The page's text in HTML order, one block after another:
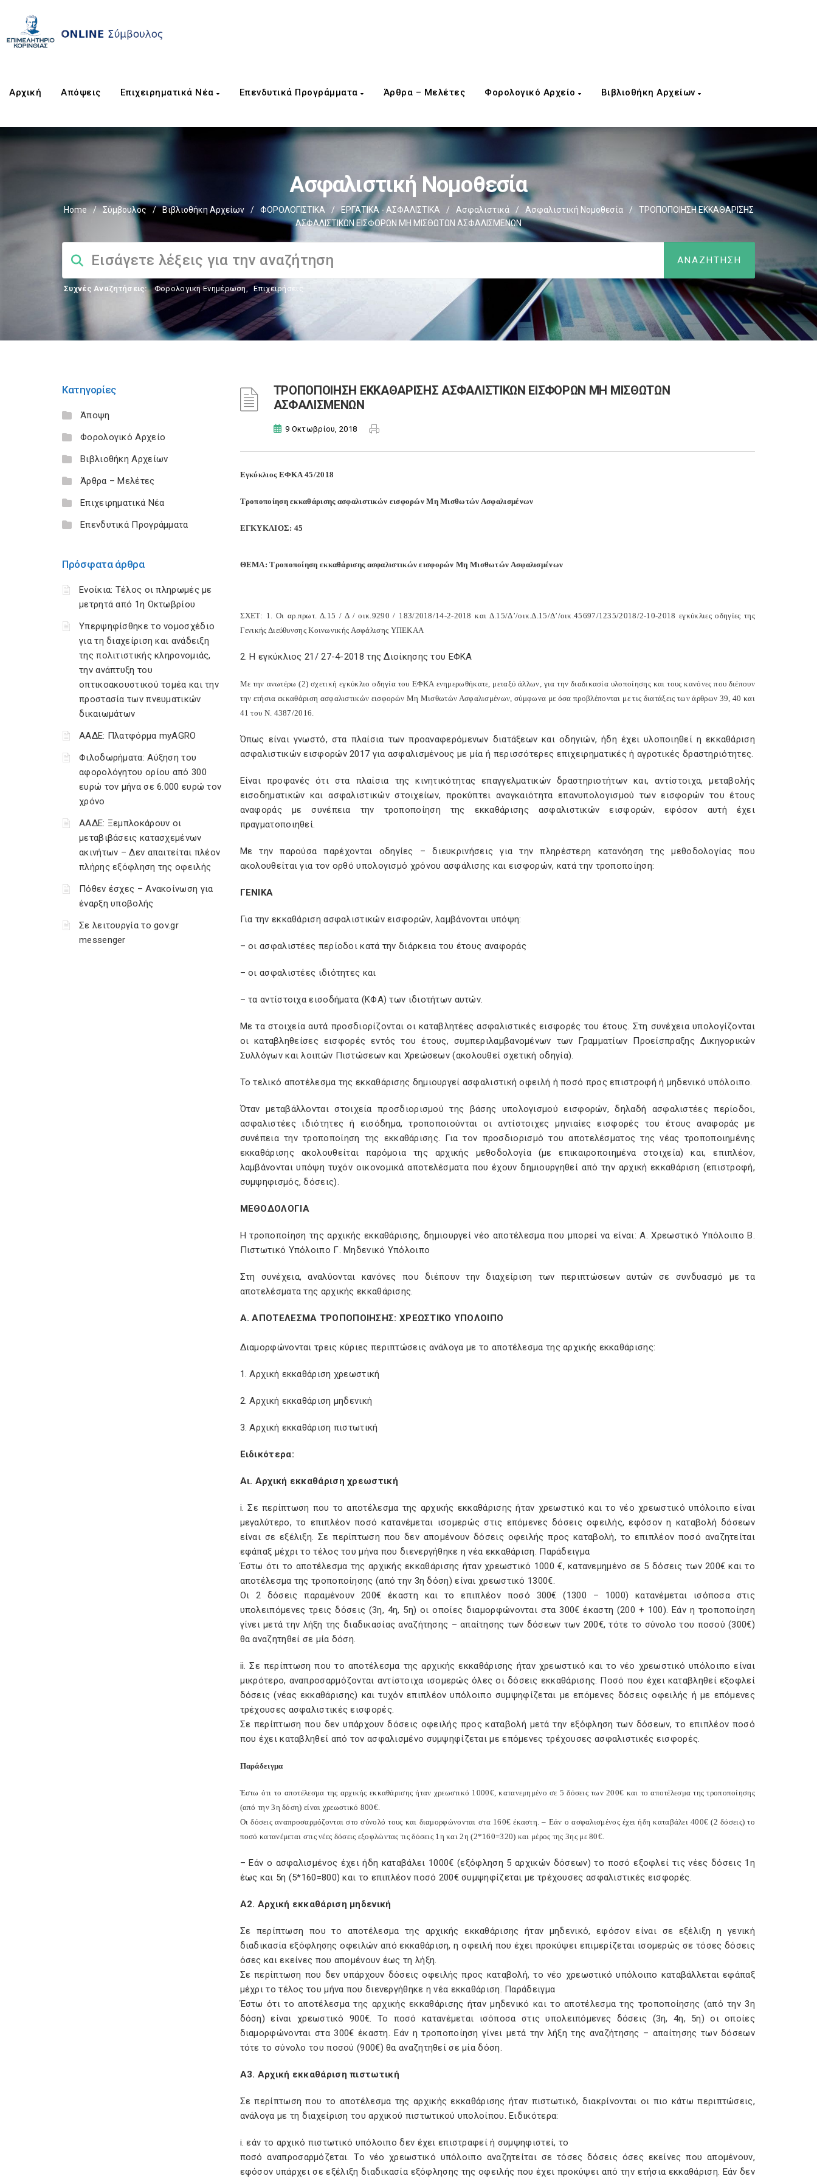
Αρχική Απόψεις Επιχειρηματικά Νέα Επενδυτικά Προγράμματα Άρθρα – Μελέτες Φορολογικό Αρχείο Βιβλιοθήκη Αρχείων
Ασφαλιστική Νομοθεσία
Home / Σύμβουλος / Βιβλιοθήκη Αρχείων / ΦΟΡΟΛΟΓΙΣΤΙΚΑ / ΕΡΓΑΤΙΚΑ - ΑΣΦΑΛΙΣΤΙΚΑ / Ασφαλιστικά / Ασφαλιστική Νομοθεσία /
ΤΡΟΠΟΠΟΙΗΣΗ ΕΚΚΑΘΑΡΙΣΗΣ
ΑΣΦΑΛΙΣΤΙΚΩΝ ΕΙΣΦΟΡΩΝ ΜΗ ΜΙΣΘΩΤΩΝ ΑΣΦΑΛΙΣΜΕΝΩΝ
Συχνές Αναζητήσεις: Φορολογικη Ενημέρωση, Επιχειρήσεις
Κατηγορίες
Άποψη
Φορολογικό Αρχείο
Βιβλιοθήκη Αρχείων
Άρθρα – Μελέτες
Επιχειρηματικά Νέα
Επενδυτικά Προγράμματα
Πρόσφατα άρθρα
Ενοίκια: Τέλος οι πληρωμές με
μετρητά από 1η Οκτωβρίου
Υπερψηφίσθηκε το νομοσχέδιο
για τη διαχείριση και ανάδειξη
της πολιτιστικής κληρονομιάς,
την ανάπτυξη του
οπτικοακουστικού τομέα και την
προστασία των πνευματικών
δικαιωμάτων
ΑΑΔΕ: Πλατφόρμα myAGRO
Φιλοδωρήματα: Αύξηση του
αφορολόγητου ορίου από 300
ευρώ τον μήνα σε 6.000 ευρώ τον
χρόνο
ΑΑΔΕ: Ξεμπλοκάρουν οι
μεταβιβάσεις κατασχεμένων
ακινήτων – Δεν απαιτείται πλέον
πλήρης εξόφληση της οφειλής
Πόθεν έσχες – Ανακοίνωση για
έναρξη υποβολής
Σε λειτουργία το gov.gr
messenger
ΤΡΟΠΟΠΟΙΗΣΗ ΕΚΚΑΘΑΡΙΣΗΣ ΑΣΦΑΛΙΣΤΙΚΩΝ ΕΙΣΦΟΡΩΝ ΜΗ ΜΙΣΘΩΤΩΝ
ΑΣΦΑΛΙΣΜΕΝΩΝ
9 Οκτωβρίου, 2018
Εγκύκλιος ΕΦΚΑ 45/2018
Τροποποίηση εκκαθάρισης ασφαλιστικών εισφορών Μη Μισθωτών Ασφαλισμένων
ΕΓΚΥΚΛΙΟΣ: 45
ΘΕΜΑ: Τροποποίηση εκκαθάρισης ασφαλιστικών εισφορών Μη Μισθωτών Ασφαλισμένων
ΣΧΕΤ: 1. Οι αρ.πρωτ. Δ.15 / Δ / οικ.9290 / 183/2018/14-2-2018 και Δ.15/Δ’/οικ.Δ.15/Δ’/οικ.45697/1235/2018/2-10-2018 εγκύκλιες οδηγίες της
Γενικής Διεύθυνσης Κοινωνικής Ασφάλισης ΥΠΕΚΑΑ
2. Η εγκύκλιος 21/ 27-4-2018 της Διοίκησης του ΕΦΚΑ
Με την ανωτέρω (2) σχετική εγκύκλιο οδηγία του ΕΦΚΑ ενημερωθήκατε, μεταξύ άλλων, για την διαδικασία υλοποίησης και τους κανόνες που διέπουν
την ετήσια εκκαθάριση ασφαλιστικών εισφορών Μη Μισθωτών Ασφαλισμένων, σύμφωνα με όσα προβλέπονται με τις διατάξεις των άρθρων 39, 40 και
41 του Ν. 4387/2016.
Όπως είναι γνωστό, στα πλαίσια των προαναφερόμενων διατάξεων και οδηγιών, ήδη έχει υλοποιηθεί η εκκαθάριση
ασφαλιστικών εισφορών 2017 για ασφαλισμένους με μία ή περισσότερες επιχειρηματικές ή αγροτικές δραστηριότητες.
Είναι προφανές ότι στα πλαίσια της κινητικότητας επαγγελματικών δραστηριοτήτων και, αντίστοιχα, μεταβολής
εισοδηματικών και ασφαλιστικών στοιχείων, προκύπτει αναγκαιότητα επανυπολογισμού των εισφορών του έτους
αναφοράς με συνέπεια την τροποποίηση της εκκαθάρισης ασφαλιστικών εισφορών, εφόσον αυτή έχει
πραγματοποιηθεί.
Με την παρούσα παρέχονται οδηγίες – διευκρινήσεις για την πληρέστερη κατανόηση της μεθοδολογίας που
ακολουθείται για τον ορθό υπολογισμό χρόνου ασφάλισης και εισφορών, κατά την τροποποίηση:
ΓΕΝΙΚΑ
Για την εκκαθάριση ασφαλιστικών εισφορών, λαμβάνονται υπόψη:
– οι ασφαλιστέες περίοδοι κατά την διάρκεια του έτους αναφοράς
– οι ασφαλιστέες ιδιότητες και
– τα αντίστοιχα εισοδήματα (ΚΦΑ) των ιδιοτήτων αυτών.
Με τα στοιχεία αυτά προσδιορίζονται οι καταβλητέες ασφαλιστικές εισφορές του έτους. Στη συνέχεια υπολογίζονται
οι καταβληθείσες εισφορές εντός του έτους, συμπεριλαμβανομένων των Γραμματίων Προείσπραξης Δικηγορικών
Συλλόγων και λοιπών Πιστώσεων και Χρεώσεων (ακολουθεί σχετική οδηγία).
Το τελικό αποτέλεσμα της εκκαθάρισης δημιουργεί ασφαλιστική οφειλή ή ποσό προς επιστροφή ή μηδενικό υπόλοιπο.
Όταν μεταβάλλονται στοιχεία προσδιορισμού της βάσης υπολογισμού εισφορών, δηλαδή ασφαλιστέες περίοδοι,
ασφαλιστέες ιδιότητες ή εισόδημα, τροποποιούνται οι αντίστοιχες μηνιαίες εισφορές του έτους αναφοράς με
συνέπεια την τροποποίηση της εκκαθάρισης. Για τον προσδιορισμό του αποτελέσματος της νέας τροποποιημένης
εκκαθάρισης ακολουθείται παρόμοια της αρχικής μεθοδολογία (με επικαιροποιημένα στοιχεία) και, επιπλέον,
λαμβάνονται υπόψη τυχόν οικονομικά αποτελέσματα που έχουν δημιουργηθεί από την αρχική εκκαθάριση (επιστροφή,
συμψηφισμός, δόσεις).
ΜΕΘΟΔΟΛΟΓΙΑ
Η τροποποίηση της αρχικής εκκαθάρισης, δημιουργεί νέο αποτέλεσμα που μπορεί να είναι: Α. Χρεωστικό Υπόλοιπο Β.
Πιστωτικό Υπόλοιπο Γ. Μηδενικό Υπόλοιπο
Στη συνέχεια, αναλύονται κανόνες που διέπουν την διαχείριση των περιπτώσεων αυτών σε συνδυασμό με τα
αποτελέσματα της αρχικής εκκαθάρισης.
Α. ΑΠΟΤΕΛΕΣΜΑ ΤΡΟΠΟΠΟΙΗΣΗΣ: ΧΡΕΩΣΤΙΚΟ ΥΠΟΛΟΙΠΟ
Διαμορφώνονται τρεις κύριες περιπτώσεις ανάλογα με το αποτέλεσμα της αρχικής εκκαθάρισης:
1. Αρχική εκκαθάριση χρεωστική
2. Αρχική εκκαθάριση μηδενική
3. Αρχική εκκαθάριση πιστωτική
Ειδικότερα:
Αι. Αρχική εκκαθάριση χρεωστική
i. Σε περίπτωση που το αποτέλεσμα της αρχικής εκκαθάρισης ήταν χρεωστικό και το νέο χρεωστικό υπόλοιπο είναι
μεγαλύτερο, το επιπλέον ποσό κατανέμεται ισομερώς στις επόμενες δόσεις οφειλής, εφόσον η καταβολή δόσεων
είναι σε εξέλιξη. Σε περίπτωση που δεν απομένουν δόσεις οφειλής προς καταβολή, το επιπλέον ποσό αναζητείται
εφάπαξ μέχρι το τέλος του μήνα που διενεργήθηκε η νέα εκκαθάριση. Παράδειγμα
Έστω ότι το αποτέλεσμα της αρχικής εκκαθάρισης ήταν χρεωστικό 1000 €, κατανεμημένο σε 5 δόσεις των 200€ και το
αποτέλεσμα της τροποποίησης (από την 3η δόση) είναι χρεωστικό 1300€.
Οι 2 δόσεις παραμένουν 200€ έκαστη και το επιπλέον ποσό 300€ (1300 – 1000) κατανέμεται ισόποσα στις
υπολειπόμενες τρεις δόσεις (3η, 4η, 5η) οι οποίες διαμορφώνονται στα 300€ έκαστη (200 + 100). Εάν η τροποποίηση
γίνει μετά την λήξη της διαδικασίας αναζήτησης – απαίτησης των δόσεων των 200€, τότε το σύνολο του ποσού (300€)
θα αναζητηθεί σε μία δόση.
ii. Σε περίπτωση που το αποτέλεσμα της αρχικής εκκαθάρισης ήταν χρεωστικό και το νέο χρεωστικό υπόλοιπο είναι
μικρότερο, αναπροσαρμόζονται αντίστοιχα ισομερώς όλες οι δόσεις εκκαθάρισης. Ποσό που έχει καταβληθεί εξοφλεί
δόσεις (νέας εκκαθάρισης) και τυχόν επιπλέον υπόλοιπο συμψηφίζεται με επόμενες δόσεις οφειλής ή με επόμενες
τρέχουσες ασφαλιστικές εισφορές.
Σε περίπτωση που δεν υπάρχουν δόσεις οφειλής προς καταβολή μετά την εξόφληση των δόσεων, το επιπλέον ποσό
που έχει καταβληθεί από τον ασφαλισμένο συμψηφίζεται με επόμενες τρέχουσες ασφαλιστικές εισφορές.
Παράδειγμα
Έστω ότι το αποτέλεσμα της αρχικής εκκαθάρισης ήταν χρεωστικό 1000€, κατανεμημένο σε 5 δόσεις των 200€ και το αποτέλεσμα της τροποποίησης
(από την 3η δόση) είναι χρεωστικό 800€.
Οι δόσεις αναπροσαρμόζονται στο σύνολό τους και διαμορφώνονται στα 160€ έκαστη. – Εάν ο ασφαλισμένος έχει ήδη καταβάλει 400€ (2 δόσεις) το
ποσό κατανέμεται στις νέες δόσεις εξοφλώντας τις δόσεις 1η και 2η (2*160=320) και μέρος της 3ης με 80€.
– Εάν ο ασφαλισμένος έχει ήδη καταβάλει 1000€ (εξόφληση 5 αρχικών δόσεων) το ποσό εξοφλεί τις νέες δόσεις 1η
έως και 5η (5*160=800) και το επιπλέον ποσό 200€ συμψηφίζεται με τρέχουσες ασφαλιστικές εισφορές.
Α2. Αρχική εκκαθάριση μηδενική
Σε περίπτωση που το αποτέλεσμα της αρχικής εκκαθάρισης ήταν μηδενικό, εφόσον είναι σε εξέλιξη η γενική
διαδικασία εξόφλησης οφειλών από εκκαθάριση, η οφειλή που έχει προκύψει επιμερίζεται ισομερώς σε τόσες δόσεις
όσες και εκείνες που απομένουν έως τη λήξη.
Σε περίπτωση που δεν υπάρχουν δόσεις οφειλής προς καταβολή, το νέο χρεωστικό υπόλοιπο καταβάλλεται εφάπαξ
μέχρι το τέλος του μήνα που διενεργήθηκε η νέα εκκαθάριση. Παράδειγμα
Έστω ότι το αποτέλεσμα της αρχικής εκκαθάρισης ήταν μηδενικό και το αποτέλεσμα της τροποποίησης (από την 3η
δόση) είναι χρεωστικό 900€. Το ποσό κατανέμεται ισόποσα στις υπολειπόμενες δόσεις (3η, 4η, 5η) οι οποίες
διαμορφώνονται στα 300€ έκαστη. Εάν η τροποποίηση γίνει μετά την λήξη της αναζήτησης – απαίτησης των δόσεων
τότε το σύνολο του ποσού (900€) θα αναζητηθεί σε μία δόση.
Α3. Αρχική εκκαθάριση πιστωτική
Σε περίπτωση που το αποτέλεσμα της αρχικής εκκαθάρισης ήταν πιστωτικό, διακρίνονται οι πιο κάτω περιπτώσεις,
ανάλογα με τη διαχείριση του αρχικού πιστωτικού υπολοίπου. Ειδικότερα:
i. εάν το αρχικό πιστωτικό υπόλοιπο δεν έχει επιστραφεί ή συμψηφιστεί, το
ποσό αναπροσαρμόζεται. Το νέο χρεωστικό υπόλοιπο αναζητείται σε τόσες δόσεις όσες εκείνες που απομένουν,
εφόσον υπάρχει σε εξέλιξη διαδικασία εξόφλησης της οφειλής που έχει προκύψει από την ετήσια εκκαθάριση. Εάν δεν